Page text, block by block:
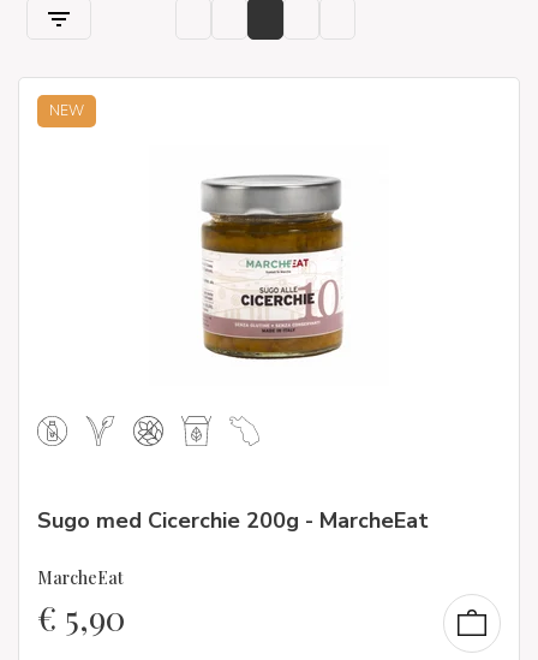
NEW
Sugo med Cicerchie 200g - MarcheEat
MarcheEat
€ 5,90